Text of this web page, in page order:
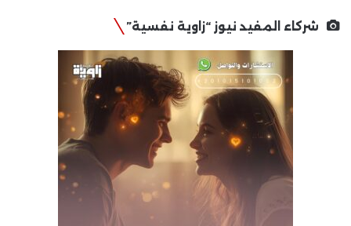
شركاء المفيد نيوز “زاوية نفسية”